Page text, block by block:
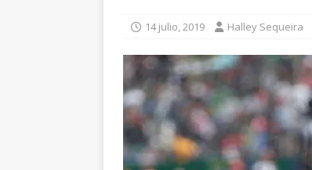
14 julio, 2019 Halley Sequeira